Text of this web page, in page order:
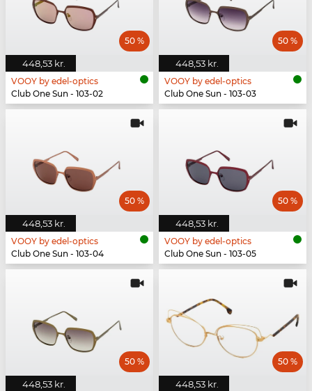
448,53 kr.
50 %
VOOY by edel-optics
Club One Sun - 103-02
448,53 kr.
50 %
VOOY by edel-optics
Club One Sun - 103-03
448,53 kr.
50 %
VOOY by edel-optics
Club One Sun - 103-04
448,53 kr.
50 %
VOOY by edel-optics
Club One Sun - 103-05
448,53 kr.
50 %
448,53 kr.
50 %